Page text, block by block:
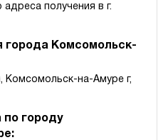
получения в г.
города Комсомольск-
Комсомольск-на-Амуре г,
городу